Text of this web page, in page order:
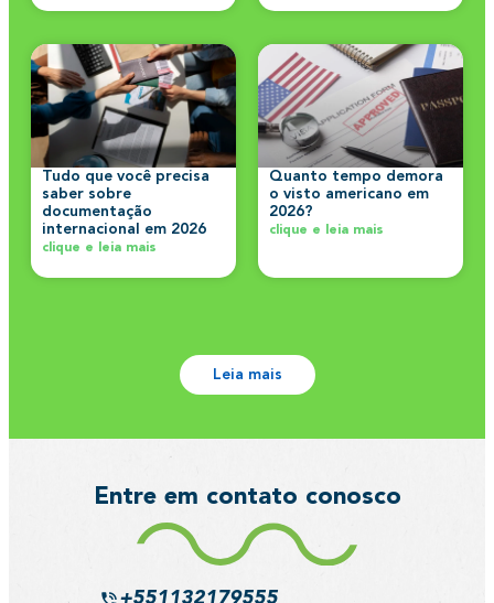
Tudo que você precisa
saber sobre
documentação
internacional em 2026
clique e leia mais
Quanto tempo demora
o visto americano em
2026?
clique e leia mais
Leia mais
Entre em contato conosco